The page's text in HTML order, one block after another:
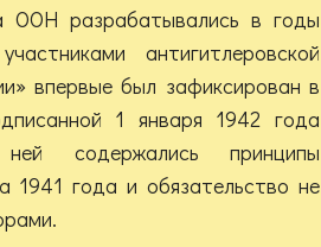
ООН разрабатывались в годы
антигитлеровской
впервые был зафиксирован в
1 января 1942 года
содержались принципы
1941 года и обязательство не